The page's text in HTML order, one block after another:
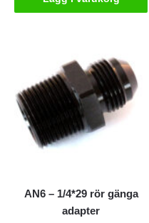
AN6 – 1/4*29 rör gänga
adapter